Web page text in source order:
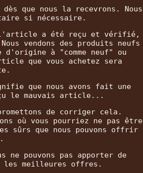
que nous la recevrons. Nous
si nécessaire.
l'article a été reçu et vérifié,
vendons des produits neufs
à "comme neuf" ou
que vous achetez sera
que nous avons fait une
le mauvais article...
de corriger cela.
où vous pourriez ne pas être
sûrs que nous pouvons offrir
ne pouvons pas apporter de
les meilleures offres.